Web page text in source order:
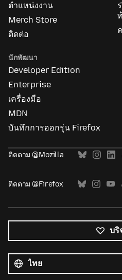
ตำแหน่งงาน
Merch Store
ติดต่อ
นักพัฒนา
Developer Edition
Enterprise
เครื่องมือ
MDN
บันทึกการออกรุ่น Firefox
ติดตาม @Mozilla
ติดตาม @Firefox
บริ
ทั้งหมด
ภาษา